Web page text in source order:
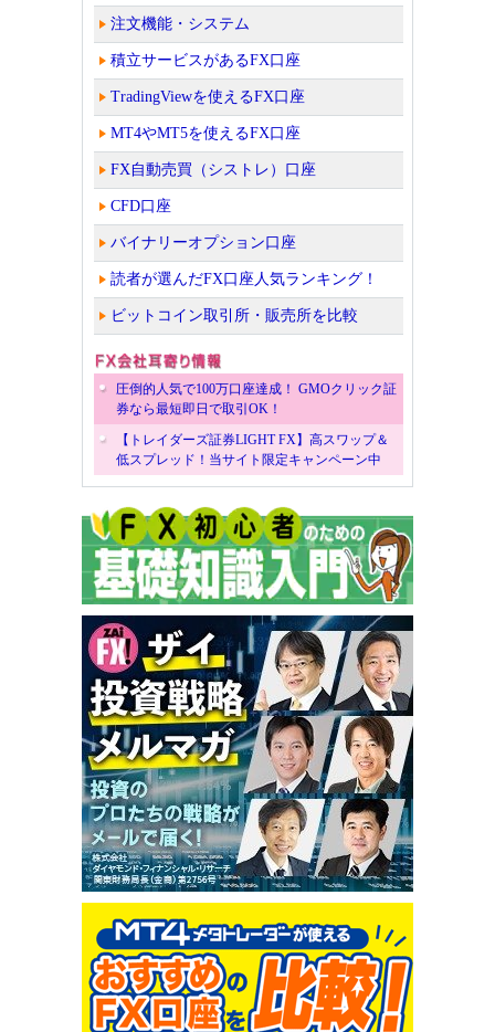
注文機能・システム
積立サービスがあるFX口座
TradingViewを使えるFX口座
MT4やMT5を使えるFX口座
FX自動売買（シストレ）口座
CFD口座
バイナリーオプション口座
読者が選んだFX口座人気ランキング！
ビットコイン取引所・販売所を比較
圧倒的人気で100万口座達成！ GMOクリック証
券なら最短即日で取引OK！
【トレイダーズ証券LIGHT FX】高スワップ＆
低スプレッド！当サイト限定キャンペーン中